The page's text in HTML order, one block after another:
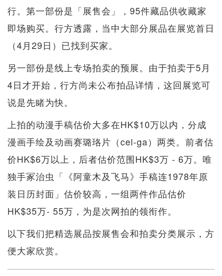
行。第一部份是「展售会」，95件藏品供收藏家
即场购买。行方透露，当中大部分展品在展览首日
（4月29日）已找到买家。
另一部份是线上专场拍卖的预展。由于拍卖于5月
4日才开始，行方尚未公布拍品详情，这回展览可
说是先睹为快。
上拍的动漫手稿估价大多在HK$10万以内，分成
漫画手绘及动画赛璐珞片（cel-ga）两类。前者估
价HK$6万以上，后者估价范围HK$3万 - 6万。唯
独手冢治虫「《阿童木及飞马》手稿连1978年原
装日历封面」估价较高，一组两件作品估价
HK$35万- 55万，为是次网拍的领衔作。
以下我们把精选展品按展售会和拍卖分类展示，方
便大家欣赏。